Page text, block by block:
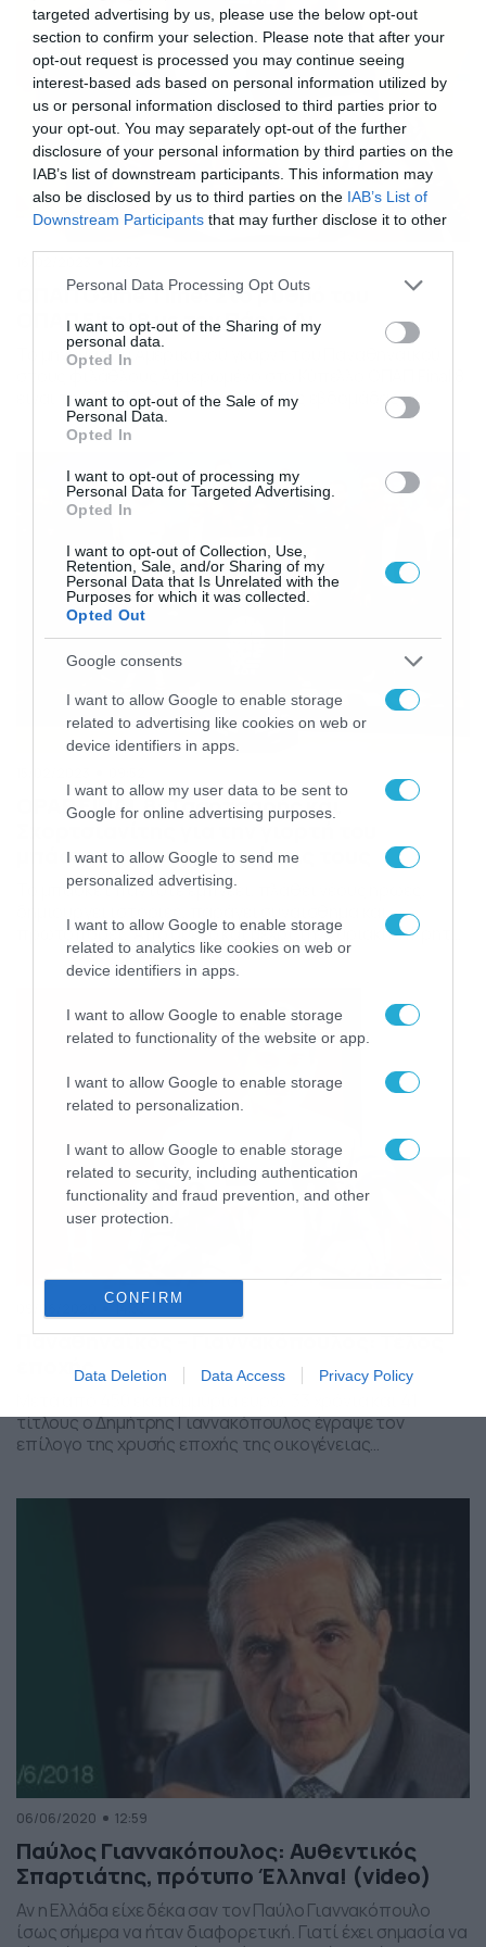
targeted advertising by us, please use the below opt-out
section to confirm your selection. Please note that after your
opt-out request is processed you may continue seeing
interest-based ads based on personal information utilized by
us or personal information disclosed to third parties prior to
your opt-out. You may separately opt-out of the further
disclosure of your personal information by third parties on the
IAB’s list of downstream participants. This information may
also be disclosed by us to third parties on the IAB’s List of
Downstream Participants that may further disclose it to other
Please note that this website/app uses one or more Google
not limited to your visit or usage behaviour. You may click to
grant or deny consent to Google and its third-party tags to
use your data for below specified purposes in below Google
consent section.
Personal Data Processing Opt Outs
I want to opt-out of the Sharing of my
personal data.
Opted In
I want to opt-out of the Sale of my
Personal Data.
Opted In
I want to opt-out of processing my
Personal Data for Targeted Advertising.
Opted In
I want to opt-out of Collection, Use,
Retention, Sale, and/or Sharing of my
Personal Data that Is Unrelated with the
Purposes for which it was collected.
Opted Out
Google consents
I want to allow Google to enable storage
related to advertising like cookies on web or
device identifiers in apps.
I want to allow my user data to be sent to
Google for online advertising purposes.
I want to allow Google to send me
personalized advertising.
I want to allow Google to enable storage
related to analytics like cookies on web or
device identifiers in apps.
I want to allow Google to enable storage
related to functionality of the website or app.
I want to allow Google to enable storage
related to personalization.
I want to allow Google to enable storage
related to security, including authentication
functionality and fraud prevention, and other
user protection.
CONFIRM
Data Deletion Data Access Privacy Policy
ΟΠΑΠ Game Time: Στο ρυθμό του
ΟΠΑΠ Final 8 με τον Πάρις Λι
Το μήνυμα του Αμερικανού γκαρντ του Παναθηναϊκού
στους φιλάθλους Αφιερωμένο στο Κύπελλο ΟΠΑΠ Final 8
είναι το ΟΠΑΠ Game Time αυτής της εβδομάδας με
καλεσμένο τον Πάρις Λι. Η μεγάλη γιορτή του μπάσκετ,
με την υποστήριξη του ΟΠΑΠ, ξεκινάει σήμερα στο
8 ομάδων. Ο Αμερικανός πόιντ […]
OPAP FINAL 8: Τσαρτσαρής και
Σχορτσιανίτης για την γιορτή του
μπάσκετ και τις αναμνήσεις τους
To μπάσκετ πάντοτε εμπνέει, πλάθει νέους ήρωες,
δημιουργεί ιστορίες, παράγει συναίσθημα και
πρωτοπορεί. Από αύριο και μέχρι την Κυριακή, η Κρήτη
θα φορέσει ξανά τα μπασκετικά γιορτινά της
υποδεχόμενη 8 σπουδαίες ομάδες που θα
αναμετρηθούν με στόχο την κατάκτηση του Κυπέλλου,
στο πρώτο FINAL 8 της ιστορίας με την υποστήριξη του
ΟΠΑΠ. Ο πολυνίκης Παναθηναϊκός, […]
14:33
Παναθηναϊκός – Γιαννακόπουλος: Τέλος
εποχής
τίτλους ο Δημήτρης Γιαννακόπουλος έγραψε τον
επίλογο της χρυσής εποχής της οικογένειας
Γιαννακόπουλος έγραψε τον επίλογο της χρυσής εποχής
της οικογένειας Γιαννακόπουλου στον Παναθηναϊκό,
06/06/2020 12:59
Παύλος Γιαννακόπουλος: Αυθεντικός
Σπαρτιάτης, πρότυπο Έλληνα! (video)
Αν η Ελλάδα είχε δέκα σαν τον Παύλο Γιαννακόπουλο
ίσως σήμερα να ήταν διαφορετική. Γιατί έχει σημασία να